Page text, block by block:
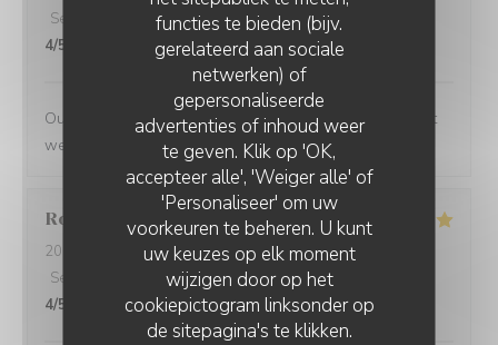
functies te bieden (bijv.
gerelateerd aan sociale
netwerken) of
gepersonaliseerde
advertenties of inhoud weer
te geven. Klik op 'OK,
accepteer alle', 'Weiger alle' of
'Personaliseer' om uw
voorkeuren te beheren. U kunt
uw keuzes op elk moment
wijzigen door op het
cookiepictogram linksonder op
de sitepagina's te klikken.
Service
Atmosfeer: 5 /5 Keuken:5 /5 Kwaliteit / Prijs
4/5
Outstanding food and service. The service was the best
we have had in Paris
Robert
2026-07-09
- 12:30 - Gasten 5
Service
Atmosfeer:5/5 Keuken:5 /5 Kwaliteit / Prijs
4/5